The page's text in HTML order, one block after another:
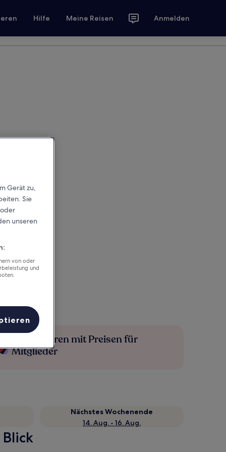
Hilfe Meine Reisen Anmelden
Mehr sparen mit Preisen für
Mitglieder
Nächstes Wochenende
14. Aug. - 16. Aug.
Gerät zu,
Sie
unseren
von oder
und